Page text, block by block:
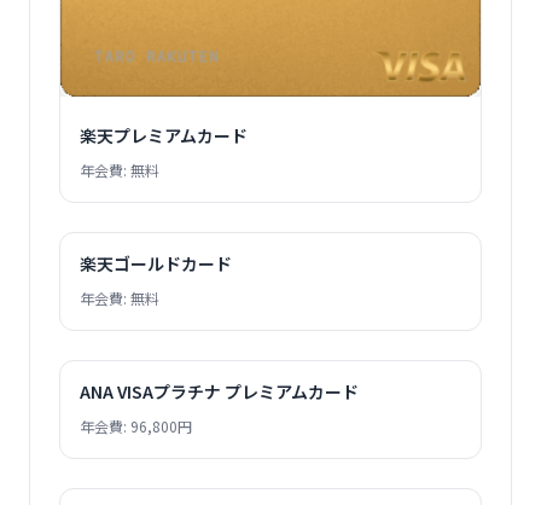
楽天プレミアムカード
年会費: 無料
楽天ゴールドカード
年会費: 無料
ANA VISAプラチナ プレミアムカード
年会費: 96,800円